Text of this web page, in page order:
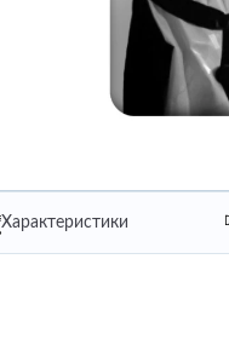
Характеристики